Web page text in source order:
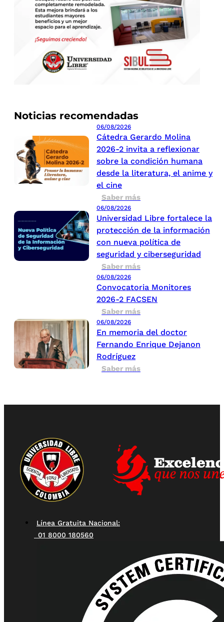
Noticias recomendadas
06/08/2026
Cátedra Gerardo Molina
2026-2 invita a reflexionar
sobre la condición humana
desde la literatura, el anime y
el cine
Saber más
06/08/2026
Universidad Libre fortalece la
protección de la información
con nueva política de
seguridad y ciberseguridad
Saber más
06/08/2026
Convocatoria Monitores
2026-2 FACSEN
Saber más
06/08/2026
En memoria del doctor
Fernando Enrique Dejanon
Rodríguez
Saber más
Línea Gratuita Nacional:
01 8000 180560